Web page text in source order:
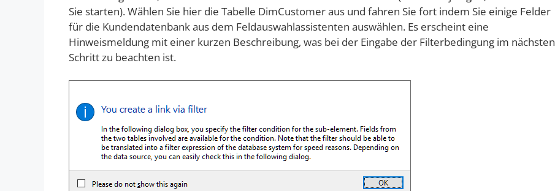
Sie starten). Wählen Sie hier die Tabelle DimCustomer aus und fahren Sie fort indem Sie einige Felder
für die Kundendatenbank aus dem Feldauswahlassistenten auswählen. Es erscheint eine
Hinweismeldung mit einer kurzen Beschreibung, was bei der Eingabe der Filterbedingung im nächsten
Schritt zu beachten ist.